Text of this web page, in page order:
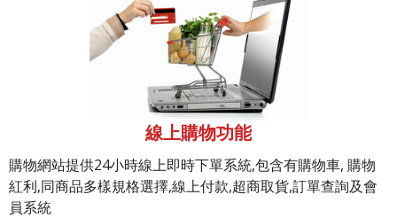
線上購物功能
購物網站提供24小時線上即時下單系統,包含有購物車, 購物
紅利,同商品多樣規格選擇,線上付款,超商取貨,訂單查詢及會
員系統